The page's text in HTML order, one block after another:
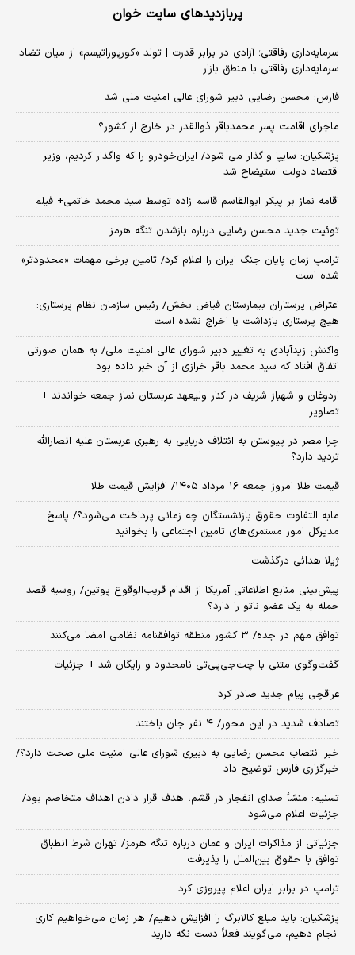
پربازدیدهای سایت خوان
سرمایه‌داری رفاقتی؛ آزادی در برابر قدرت | تولد «کورپوراتیسم» از میان تضاد
سرمایه‌داری رفاقتی با منطق بازار
فارس: محسن رضایی دبیر شورای عالی امنیت ملی شد
ماجرای اقامت پسر محمدباقر ذوالقدر در خارج از کشور؟
پزشکیان: سایپا واگذار می شود/ ایران‌خودرو را که واگذار کردیم، وزیر
اقتصاد دولت استیضاح شد
اقامه نماز بر پیکر ابوالقاسم قاسم زاده توسط سید محمد خاتمی+ فیلم
توئیت جدید محسن رضایی درباره بازشدن تنگه هرمز
ترامپ زمان پایان جنگ ایران را اعلام کرد/ تامین برخی مهمات «محدودتر»
شده است
اعتراض پرستاران بیمارستان فیاض بخش/ رئیس سازمان نظام پرستاری:
هیچ پرستاری بازداشت یا اخراج نشده است
واکنش زیدآبادی به تغییر دبیر شورای عالی امنیت ملی/ به همان صورتی
اتفاق افتاد که سید محمد باقر خرازی از آن خبر داده بود
اردوغان و شهباز شریف در کنار ولیعهد عربستان نماز جمعه خواندند +
تصاویر
چرا مصر در پیوستن به ائتلاف دریایی به رهبری عربستان علیه انصارالله
تردید دارد؟
قیمت طلا امروز جمعه ۱۶ مرداد ۱۴۰۵/ افزایش قیمت طلا
مابه التفاوت حقوق بازنشستگان چه زمانی پرداخت می‌شود؟/ پاسخ
مدیرکل امور مستمری‌های تامین اجتماعی را بخوانید
ژیلا هدائی درگذشت
پیش‌بینی منابع اطلاعاتی آمریکا از اقدام قریب‌الوقوع پوتین/ روسیه قصد
حمله به یک عضو ناتو را دارد؟
توافق مهم در جده/ ۳ کشور منطقه توافقنامه نظامی امضا می‌کنند
گفت‌وگوی متنی با چت‌جی‌پی‌تی نامحدود و رایگان شد + جزئیات
عراقچی پیام جدید صادر کرد
تصادف شدید در این محور/ ۴ نفر جان باختند
خبر انتصاب محسن رضایی به دبیری شورای عالی امنیت ملی صحت دارد؟/
خبرگزاری فارس توضیح داد
تسنیم: منشأ صدای انفجار در قشم، هدف قرار دادن اهداف متخاصم بود/
جزئیات اعلام می‌شود
جزئیاتی از مذاکرات ایران و عمان درباره تنگه هرمز/ تهران شرط انطباق
توافق با حقوق بین‌الملل را پذیرفت
ترامپ در برابر ایران اعلام پیروزی کرد
پزشکیان: باید مبلغ کالابرگ را افزایش دهیم/ هر زمان می‌خواهیم کاری
انجام دهیم، می‌گویند فعلاً دست نگه دارید